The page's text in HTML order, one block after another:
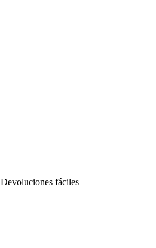
Devoluciones fáciles